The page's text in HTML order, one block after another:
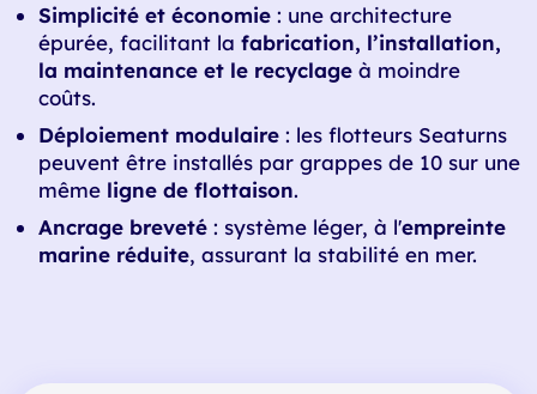
Simplicité et économie : une architecture
épurée, facilitant la fabrication, l’installation,
la maintenance et le recyclage à moindre
coûts.
Déploiement modulaire : les flotteurs Seaturns
peuvent être installés par grappes de 10 sur une
même ligne de flottaison.
Ancrage breveté : système léger, à l'empreinte
marine réduite, assurant la stabilité en mer.